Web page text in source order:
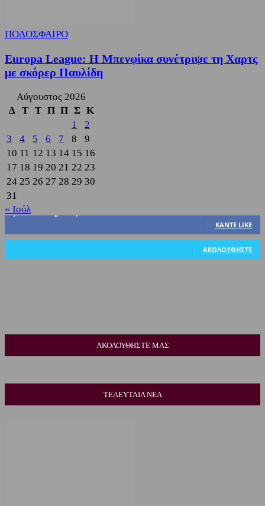
ΠΟΔΟΣΦΑΙΡΟ
Europa League: Η Μπενφίκα συνέτριψε τη Χαρτς
με σκόρερ Παυλίδη
Αύγουστος 2026
Δ
Τ Τ Π Π Σ Κ
1
2
3
4 5 6 7 8
9
10 11 12 13 14 15 16
17 18 19 20 21 22 23
24 25 26 27 28 29 30
31
« Ιούλ
3,822
ΚΆΝΤΕ LIKE
ΑΚΟΛΟΥΘΉΣΤΕ
ΑΚΟΛΟΥΘΗΣΤΕ ΜΑΣ
ΤΕΛΕΥΤΑΙΑ ΝΕΑ